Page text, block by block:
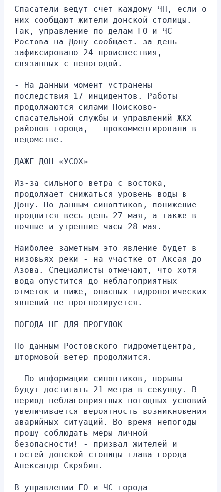
Спасатели ведут счет каждому ЧП, если о
них сообщают жители донской столицы.
Так, управление по делам ГО и ЧС
Ростова-на-Дону сообщает: за день
зафиксировано 24 происшествия,
связанных с непогодой.
- На данный момент устранены
последствия 17 инцидентов. Работы
продолжаются силами Поисково-
спасательной службы и управлений ЖКХ
районов города, - прокомментировали в
ведомстве.
ДАЖЕ ДОН «УСОХ»
Из-за сильного ветра с востока,
продолжает снижаться уровень воды в
Дону. По данным синоптиков, понижение
продлится весь день 27 мая, а также в
ночные и утренние часы 28 мая.
Наиболее заметным это явление будет в
низовьях реки - на участке от Аксая до
Азова. Специалисты отмечают, что хотя
вода опустится до неблагоприятных
отметок и ниже, опасных гидрологических
явлений не прогнозируется.
ПОГОДА НЕ ДЛЯ ПРОГУЛОК
По данным Ростовского гидрометцентра,
штормовой ветер продолжится.
- По информации синоптиков, порывы
будут достигать 21 метра в секунду. В
период неблагоприятных погодных условий
увеличивается вероятность возникновения
аварийных ситуаций. Во время непогоды
прошу соблюдать меры личной
безопасности! - призвал жителей и
гостей донской столицы глава города
Александр Скрябин.
В управлении ГО и ЧС города